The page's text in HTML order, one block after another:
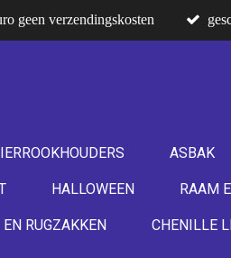
geen verzendingskosten
ASBAK
HALLOWEEN RAAM
RUGZAKKEN CHENILLE